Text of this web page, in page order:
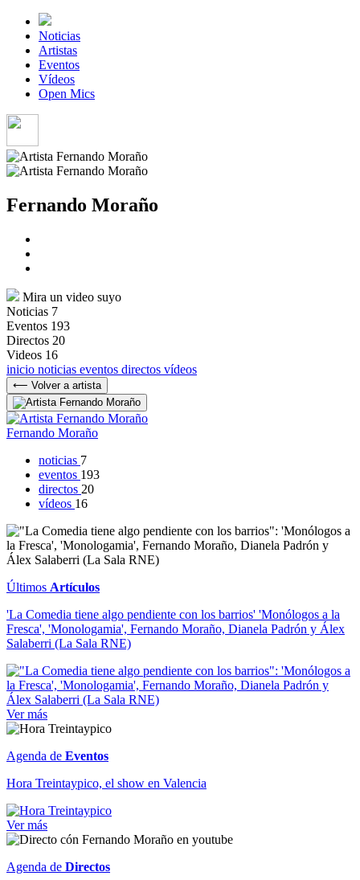
Noticias
Artistas
Eventos
Vídeos
Open Mics
Fernando Moraño
Mira un video suyo
Noticias 7
Eventos 193
Directos 20
Videos 16
inicio noticias eventos directos vídeos
⟵ Volver a artista
Fernando Moraño
noticias 7
eventos 193
directos 20
vídeos 16
Últimos Artículos
'La Comedia tiene algo pendiente con los barrios' 'Monólogos a la
Fresca', 'Monologamia', Fernando Moraño, Dianela Padrón y Álex
Salaberri (La Sala RNE)
Ver más
Agenda de Eventos
Hora Treintaypico, el show en Valencia
Ver más
Agenda de Directos